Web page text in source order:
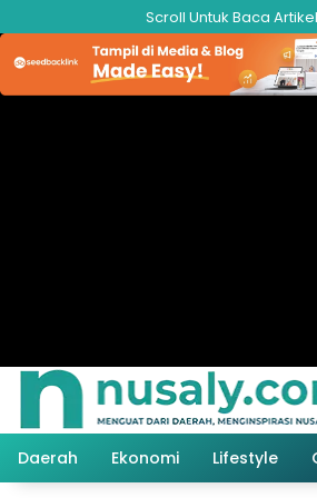
ke
konten
Scroll Untuk Baca Artikel
Daerah Ekonomi Lifestyle